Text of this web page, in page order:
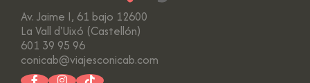
Av. Jaime I, 61 bajo 12600
La Vall d'Uixó (Castellón)
601 39 95 96
conicab@viajesconicab.com